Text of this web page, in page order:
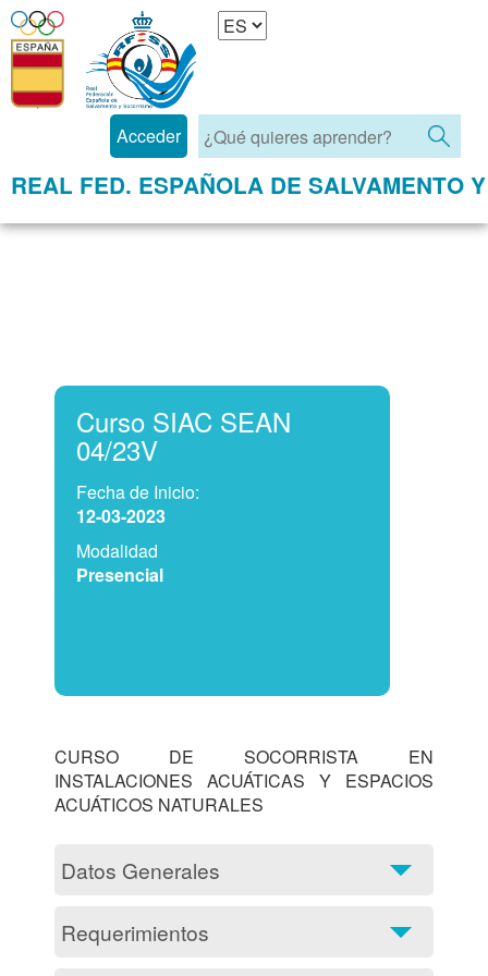
Acceder
REAL FED. ESPAÑOLA DE SALVAMENTO
Curso SIAC SEAN
04/23V
Fecha de Inicio:
12-03-2023
Modalidad
Presencial
CURSO DE SOCORRISTA EN
INSTALACIONES ACUÁTICAS Y ESPACIOS
Datos Generales
Requerimientos